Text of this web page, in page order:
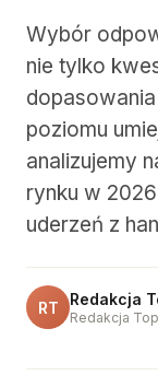
Wybór
nie tylko
poziomu
analizujemy
rynku w
uderzeń z
RT Redakcja
Redakcja